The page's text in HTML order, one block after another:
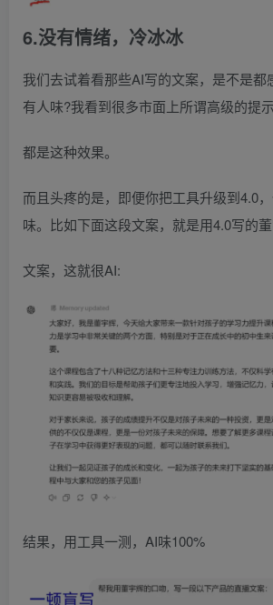
6.没有情绪，冷冰冰
我们去试着看那些AI写的文案，是不是都
有人味?我看到很多市面上所谓高级的提
都是这种效果。
而且头疼的是，即便你把工具升级到4.0
味。比如下面这段文案，就是用4.0写的
文案，这就很AI:
结果，用工具一测，AI味100%